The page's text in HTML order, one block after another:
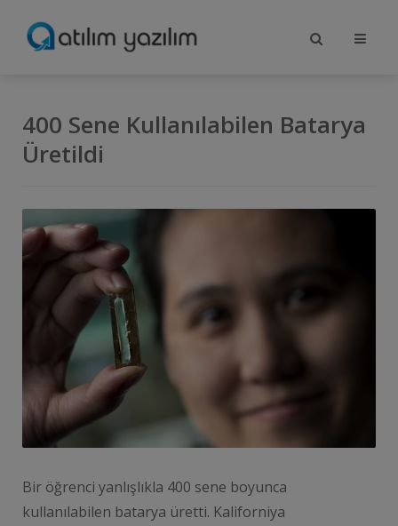
400 Sene Kullanılabilen Batarya
Üretildi
Bir öğrenci yanlışlıkla 400 sene boyunca
kullanılabilen batarya üretti. Kaliforniya